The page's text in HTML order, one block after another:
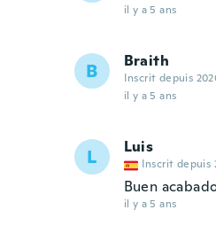
il y a 5 ans
B Braith
Inscrit depuis
il y a 5 ans
L Luis
Inscrit depuis
Buen
il y a 5 ans